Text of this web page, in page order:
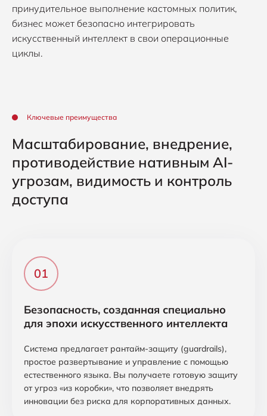
принудительное выполнение кастомных политик,
бизнес может безопасно интегрировать
искусственный интеллект в свои операционные
циклы.
Ключевые преимущества
Масштабирование, внедрение,
противодействие нативным AI-
угрозам, видимость и контроль
доступа
Безопасность, созданная специально
для эпохи искусственного интеллекта
Система предлагает рантайм-защиту (guardrails),
простое развертывание и управление с помощью
естественного языка. Вы получаете готовую защиту
от угроз «из коробки», что позволяет внедрять
инновации без риска для корпоративных данных.